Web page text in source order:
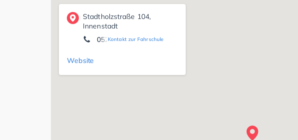
Stadtholzstraße 104,
Innenstadt
Kontakt zur Fahrschule
05221-66604
Website